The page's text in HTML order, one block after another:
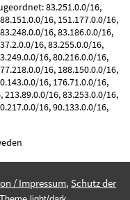
83.251.0.0/16,
16, 151.177.0.0/16,
16, 83.186.0.0/16,
16, 83.255.0.0/16,
16, 80.216.0.0/16,
16, 188.150.0.0/16,
16, 176.71.0.0/16,
213.89.0.0/16, 83.253.0.0/16,
16, 90.133.0.0/16,
/ Impressum, Schutz der